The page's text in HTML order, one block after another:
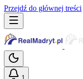
Przejdź do głównej treści